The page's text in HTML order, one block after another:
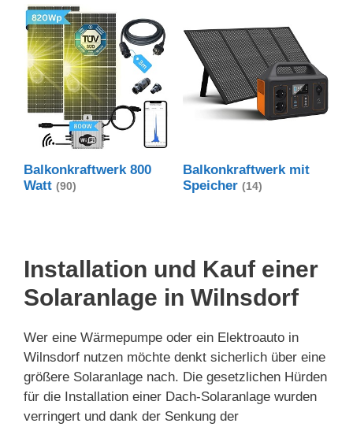
Balkonkraftwerk 800
Watt (90)
Balkonkraftwerk mit
Speicher (14)
Installation und Kauf einer
Solaranlage in Wilnsdorf
Wer eine Wärmepumpe oder ein Elektroauto in
Wilnsdorf nutzen möchte denkt sicherlich über eine
größere Solaranlage nach. Die gesetzlichen Hürden
für die Installation einer Dach-Solaranlage wurden
verringert und dank der Senkung der